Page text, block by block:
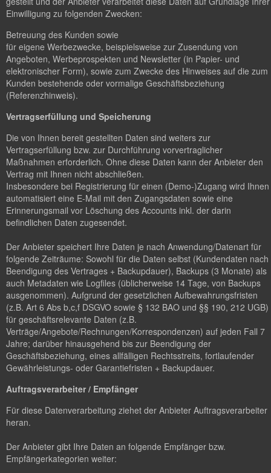
Einwilligung zu folgenden Zwecken:
Betreuung des Kunden sowie
für eigene Werbezwecke, beispielsweise zur Zusendung von
Angeboten, Werbeprospekten und Newsletter (in Papier- und
elektronischer Form), sowie zum Zwecke des Hinweises auf die zum
Kunden bestehende oder vormalige Geschäftsbeziehung
(Referenzhinweis).
Vertragserfüllung und Speicherung
Die von Ihnen bereit gestellten Daten sind weiters zur
Vertragserfüllung bzw. zur Durchführung vorvertraglicher
Maßnahmen erforderlich. Ohne diese Daten kann der Anbieter den
Vertrag mit Ihnen nicht abschließen.
Insbesondere bei Registrierung für einen (Demo-)Zugang wird Ihnen
automatisiert eine E-Mail mit den Zugangsdaten sowie eine
Erinnerungsmail vor Löschung des Accounts inkl. der darin
befindlichen Daten zugesendet.
Der Anbieter speichert Ihre Daten je nach Anwendung/Datenart für
folgende Zeiträume: Sowohl für die Daten selbst (Kundendaten nach
Beendigung des Vertrages + Backupdauer), Backups (3 Monate) als
auch Metadaten wie Logfiles (üblicherweise 14 Tage, von Backups
ausgenommen). Aufgrund der gesetzlichen Aufbewahrungsfristen
(z.B. Art 6 Abs b,c,f DSGVO sowie § 132 BAO und §§ 190, 212 UGB)
für geschäftsrelevante Daten (z.B.
Verträge/Angebote/Rechnungen/Korrespondenzen) auf jeden Fall 7
Jahre; darüber hinausgehend bis zur Beendigung der
Geschäftsbeziehung, eines allfälligen Rechtsstreits, fortlaufender
Gewährleistungs- oder Garantiefristen + Backupdauer.
Auftragsverarbeiter / Empfänger
Für diese Datenverarbeitung ziehet der Anbieter Auftragsverarbeiter
heran.
Der Anbieter gibt Ihre Daten an folgende Empfänger bzw.
Empfängerkategorien weiter: